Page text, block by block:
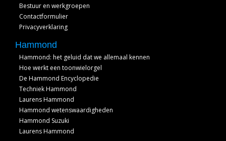
Bestuur en werkgroepen
Contactformulier
Privacyverklaring
Hammond
Hammond: het geluid dat we allemaal kennen
Hoe werkt een toonwielorgel
De Hammond Encyclopedie
Techniek Hammond
Laurens Hammond
Hammond wetenswaardigheden
Hammond Suzuki
Laurens Hammond